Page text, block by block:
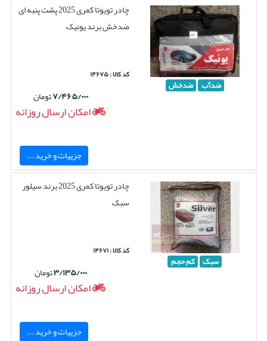
ضدآب ضدخش
چادر تویوتا کمری 2025 پشت پنبه ای
ضدخش برند یونیک
کد کالا : ۱۴۶۷۵
۷/۴۶۵/۰۰۰تومان
امکان ارسال روزانه
جزییات و خرید ...
سبک کم حجم
چادر تویوتا کمری 2025 برند سیلور
سبک
کد کالا : ۱۴۶۷۱
۳/۱۳۵/۰۰۰تومان
امکان ارسال روزانه
جزییات و خرید ...